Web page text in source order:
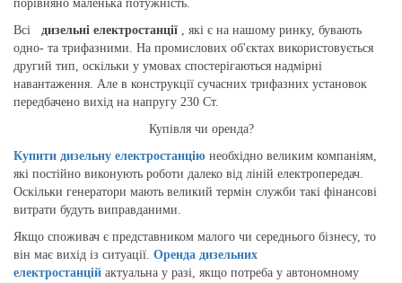
порівняно маленька потужність.
Всі дизельні електростанції , які є на нашому ринку, бувають
одно- та трифазними. На промислових об'єктах використовується
другий тип, оскільки у умовах спостерігаються надмірні
навантаження. Але в конструкції сучасних трифазних установок
передбачено вихід на напругу 230 Ст.
Купівля чи оренда?
Купити дизельну електростанцію необхідно великим компаніям,
які постійно виконують роботи далеко від ліній електропередач.
Оскільки генератори мають великий термін служби такі фінансові
витрати будуть виправданими.
Якщо споживач є представником малого чи середнього бізнесу, то
він має вихід із ситуації. Оренда дизельних
електростанцій актуальна у разі, якщо потреба у автономному